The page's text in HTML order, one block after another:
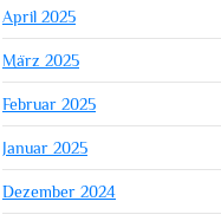
April 2025
März 2025
Februar 2025
Januar 2025
Dezember 2024